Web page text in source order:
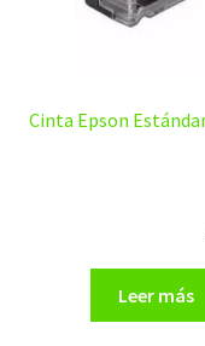
Cinta Epson
Leer más